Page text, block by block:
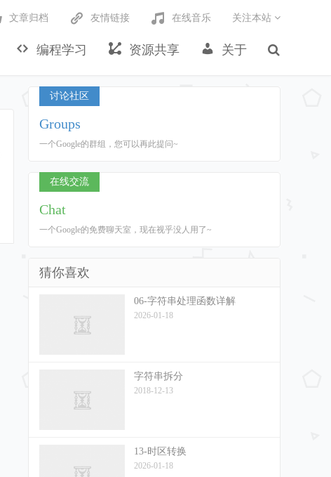
编程学习 资源共享 关于
文章归档 友情链接 在线音乐 关注本站
讨论社区
Groups
一个Google的群组，您可以再此提问~
在线交流
Chat
一个Google的免费聊天室，现在视乎没人用了~
猜你喜欢
06-字符串处理函数详解
2026-01-18
字符串拆分
2018-12-13
13-时区转换
2026-01-18